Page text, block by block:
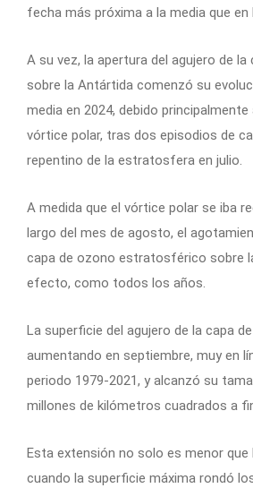
fecha más próxima a la media que
A su vez, la apertura del agujero de la
sobre la Antártida comenzó su
media en 2024, debido principalmente
vórtice polar, tras dos episodios de
repentino de la estratosfera en julio.
A medida que el vórtice polar se iba
largo del mes de agosto, el
capa de ozono estratosférico sobre
efecto, como todos los años.
La superficie del agujero de la capa
aumentando en septiembre, muy en
periodo 1979-2021, y alcanzó su
millones de kilómetros cuadrados a
Esta extensión no solo es menor que
cuando la superficie máxima rondó